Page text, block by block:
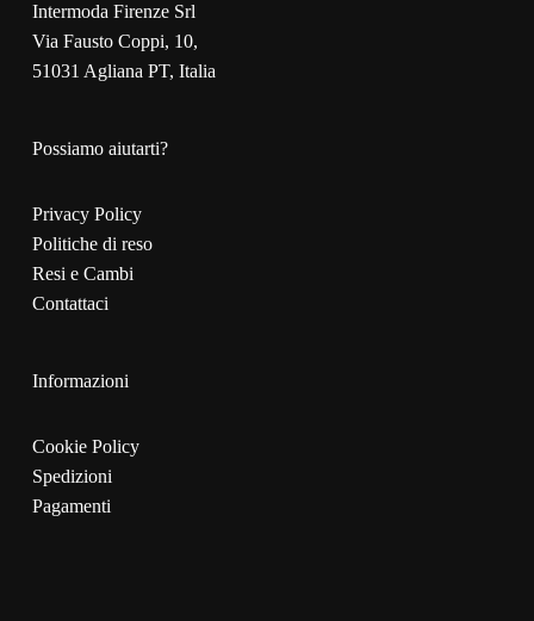
Intermoda Firenze Srl
Via Fausto Coppi, 10,
51031 Agliana PT, Italia
Possiamo aiutarti?
Privacy Policy
Politiche di reso
Resi e Cambi
Contattaci
Informazioni
Cookie Policy
Spedizioni
Pagamenti